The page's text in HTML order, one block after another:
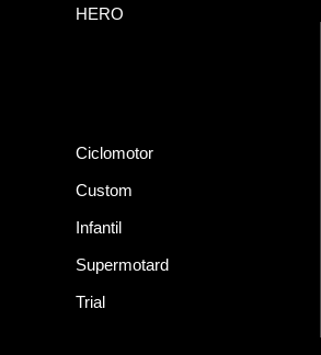
HERO
Ciclomotor
Custom
Infantil
Supermotard
Trial